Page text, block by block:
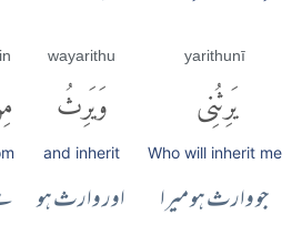
yarithunī
يَرِثُنِى
Who will inherit me
جو وارث ہو میرا
wayarithu
وَيَرِثُ
and inherit
اور وارث ہو